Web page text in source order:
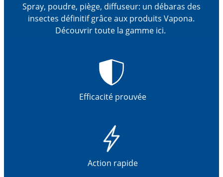
Spray, poudre, piège, diffuseur: un débaras des
insectes définitif grâce aux produits Vapona.
Découvrir toute la gamme ici.
Efficacité prouvée
Action rapide